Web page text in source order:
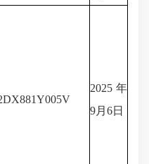
2025年
9月6日